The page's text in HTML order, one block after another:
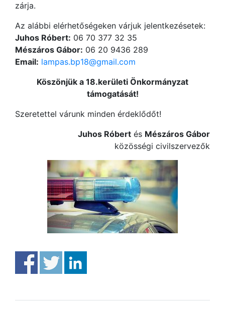
zárja.
Az alábbi elérhetőségeken várjuk jelentkezésetek:
Juhos Róbert: 06 70 377 32 35
Mészáros Gábor: 06 20 9436 289
Email: lampas.bp18@gmail.com
Köszönjük a 18.kerületi Önkormányzat
támogatását!
Szeretettel várunk minden érdeklődőt!
Juhos Róbert és Mészáros Gábor
közösségi civilszervezők